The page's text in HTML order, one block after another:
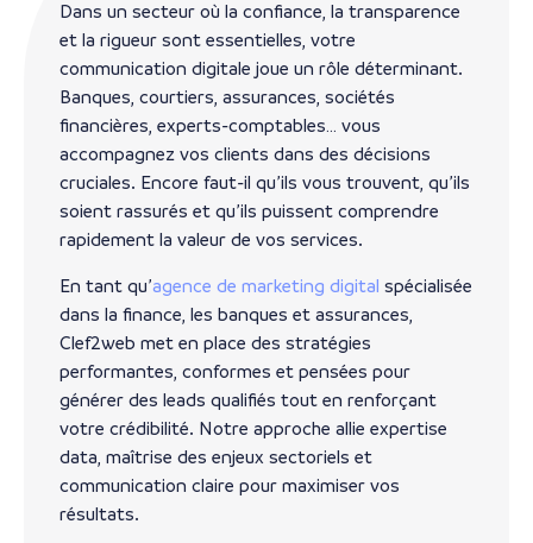
Dans un secteur où la confiance, la transparence
et la rigueur sont essentielles, votre
communication digitale joue un rôle déterminant.
Banques, courtiers, assurances, sociétés
financières, experts-comptables… vous
accompagnez vos clients dans des décisions
cruciales. Encore faut-il qu’ils vous trouvent, qu’ils
soient rassurés et qu’ils puissent comprendre
rapidement la valeur de vos services.
En tant qu’agence de marketing digital spécialisée
dans la finance, les banques et assurances,
Clef2web met en place des stratégies
performantes, conformes et pensées pour
générer des leads qualifiés tout en renforçant
votre crédibilité. Notre approche allie expertise
data, maîtrise des enjeux sectoriels et
communication claire pour maximiser vos
résultats.